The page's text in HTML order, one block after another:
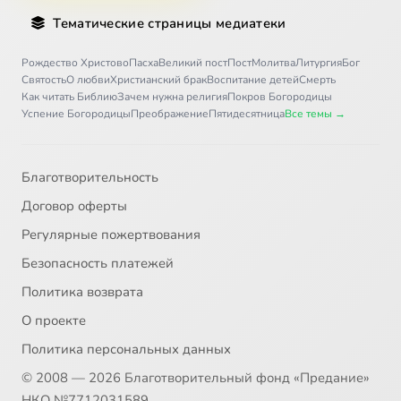
Тематические страницы медиатеки
Рождество ХристовоПасхаВеликий постПостМолитваЛитургияБог
СвятостьО любвиХристианский бракВоспитание детейСмерть
Как читать БиблиюЗачем нужна религияПокров Богородицы
Успение БогородицыПреображениеПятидесятницаВсе темы →
Благотворительность
Договор оферты
Регулярные пожертвования
Безопасность платежей
Политика возврата
О проекте
Политика персональных данных
© 2008 — 2026 Благотворительный фонд «Предание»